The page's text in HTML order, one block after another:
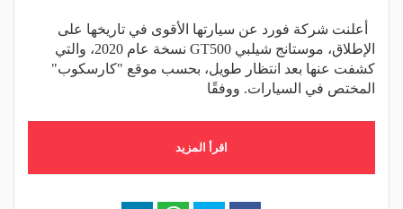
أعلنت شركة فورد عن سيارتها الأقوى في تاريخها على
الإطلاق، موستانج شيلبي GT500 نسخة عام 2020، والتي
كشفت عنها بعد انتظار طويل، بحسب موقع "كارسكوب"
المختص في السيارات. ووفقًا
اقرأ المزيد